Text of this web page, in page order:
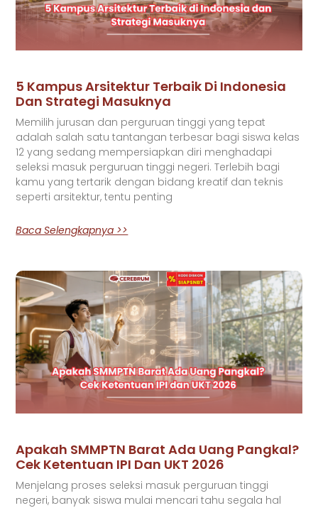
5 Kampus Arsitektur Terbaik Di Indonesia
Dan Strategi Masuknya
Memilih jurusan dan perguruan tinggi yang tepat
adalah salah satu tantangan terbesar bagi siswa kelas
12 yang sedang mempersiapkan diri menghadapi
seleksi masuk perguruan tinggi negeri. Terlebih bagi
kamu yang tertarik dengan bidang kreatif dan teknis
seperti arsitektur, tentu penting
Baca Selengkapnya >>
Apakah SMMPTN Barat Ada Uang Pangkal?
Cek Ketentuan IPI Dan UKT 2026
Menjelang proses seleksi masuk perguruan tinggi
negeri, banyak siswa mulai mencari tahu segala hal